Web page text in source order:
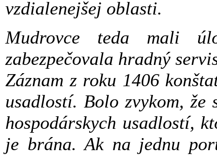
vzdialenejšej oblasti.
Mudrovce teda mali
zabezpečovala hradný
Záznam z roku 1406
usadlostí. Bolo zvykom,
hospodárskych usadlostí,
je brána. Ak na jednu